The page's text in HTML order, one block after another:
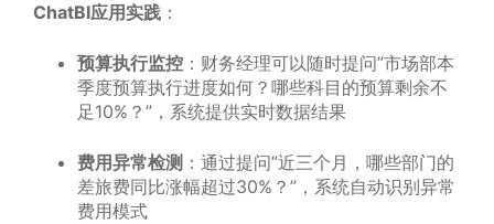
ChatBI应用实践 ：
预算执行监控 ：财务经理可以随时提问”市场部本
季度预算执行进度如何？哪些科目的预算剩余不
足10%？”，系统提供实时数据结果
费用异常检测 ：通过提问”近三个月，哪些部门的
差旅费同比涨幅超过30%？”，系统自动识别异常
费用模式